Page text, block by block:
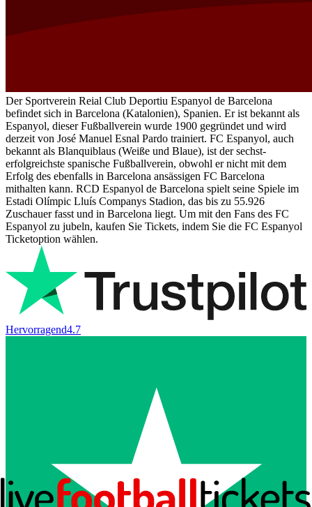
Der Sportverein Reial Club Deportiu Espanyol de Barcelona
befindet sich in Barcelona (Katalonien), Spanien. Er ist bekannt als
Espanyol, dieser Fußballverein wurde 1900 gegründet und wird
derzeit von José Manuel Esnal Pardo trainiert. FC Espanyol, auch
bekannt als Blanquiblaus (Weiße und Blaue), ist der sechst-
erfolgreichste spanische Fußballverein, obwohl er nicht mit dem
Erfolg des ebenfalls in Barcelona ansässigen FC Barcelona
mithalten kann. RCD Espanyol de Barcelona spielt seine Spiele im
Estadi Olímpic Lluís Companys Stadion, das bis zu 55.926
Zuschauer fasst und in Barcelona liegt. Um mit den Fans des FC
Espanyol zu jubeln, kaufen Sie Tickets, indem Sie die FC Espanyol
Ticketoption wählen.
Hervorragend4.7